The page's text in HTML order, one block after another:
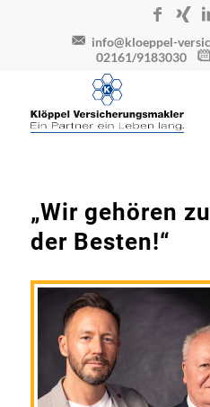
info@kloeppel-
02161/9183030
„Wir gehören
der Besten!“